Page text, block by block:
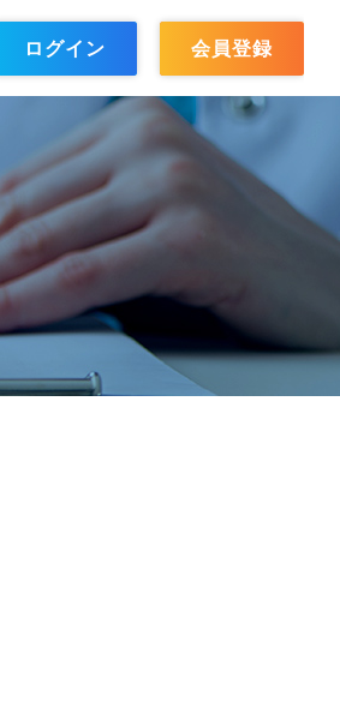
ログイン 会員登録